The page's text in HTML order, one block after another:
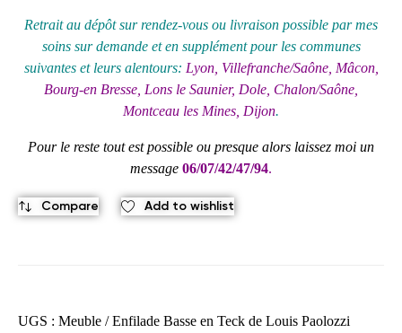
Retrait au dépôtsur rendez-vous ou livraison possible par mes
soins sur demande et en supplément pour les communes
suivantes et leurs alentours: Lyon, Villefranche/Saône, Mâcon,
Bourg-en Bresse, Lons le Saunier, Dole, Chalon/Saône,
Montceau les Mines, Dijon.
Pour le reste tout est possible ou presque alors laissez moi un
message 06/07/42/47/94.
Compare Add to wishlist
UGS : Meuble / Enfilade Basse en Teck de Louis Paolozzi